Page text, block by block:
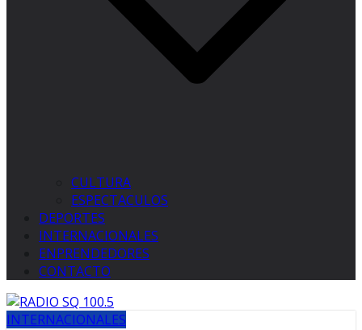
CULTURA
ESPECTACULOS
DEPORTES
INTERNACIONALES
ENPRENDEDORES
CONTACTO
INTERNACIONALES